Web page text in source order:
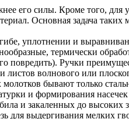
его силы. Кроме того,
Основная задача
уплотнении и
термически
повредить). Ручки
листов волнового или
бывают только
и формирования
и закаленных до высоких
для выдергивания мелких